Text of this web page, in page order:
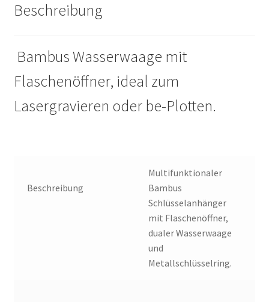
Beschreibung
Bambus Wasserwaage mit
Flaschenöffner, ideal zum
Lasergravieren oder be-Plotten.
Beschreibung
Multifunktionaler
Bambus
Schlüsselanhänger
mit Flaschenöffner,
dualer Wasserwaage
und
Metallschlüsselring.